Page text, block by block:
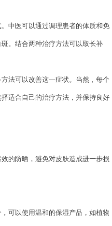
中医可以通过调理患者的体质和免
。结合两种治疗方法可以取长补
法可以改善这一症状。当然，每个
适合自己的治疗方法，并保持良好
的防晒，避免对皮肤造成进一步损
可以使用温和的保湿产品，如植物